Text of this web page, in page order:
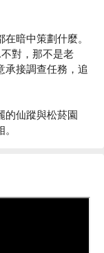
暗中策劃什麼。
對，那不是老
承接調查任務，追
的仙蹤與松菸園